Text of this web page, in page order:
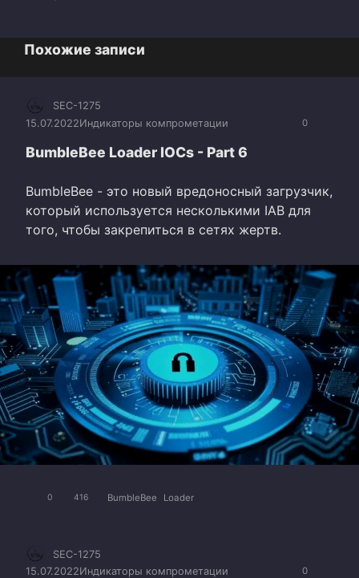
Похожие записи
0
SEC-1275
15.07.2022Индикаторы компрометации
BumbleBee Loader IOCs - Part 6
BumbleBee - это новый вредоносный загрузчик,
который используется несколькими IAB для
того, чтобы закрепиться в сетях жертв.
0 416 BumbleBee Loader
0
SEC-1275
15.07.2022Индикаторы компрометации